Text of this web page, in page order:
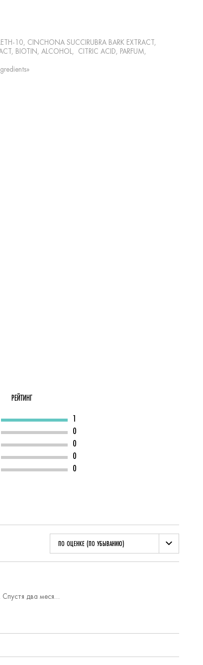
10, CINCHONA SUCCIRUBRA BARK EXTRACT,
BIOTIN, ALCOHOL, CITRIC ACID, PARFUM,
РЕЙТИНГ
1
0
0
0
0
ПО ОЦЕНКЕ (ПО УБЫВАНИЮ)
Отличное натуральное средство, справилось с выпадением волос после сильного стресса. Спустя два месяца использования заметила, что выросло много новых волос, выпадение значительно снизилось. Концентрат удобен в применение, не загрязняет волосы.